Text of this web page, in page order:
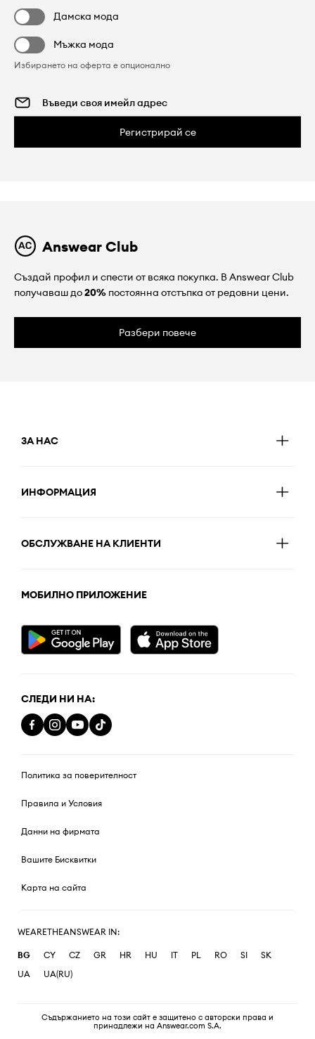
Дамска мода
Мъжка мода
Избирането на оферта е опционално
Регистрирай се
Answear Club
Създай профил и спести от всяка покупка. В Answear Club
получаваш до20% постоянна отстъпка от редовни цени.
Разбери повече
ЗА НАС
ИНФОРМАЦИЯ
ОБСЛУЖВАНЕ НА КЛИЕНТИ
МОБИЛНО ПРИЛОЖЕНИЕ
СЛЕДИ НИ НА:
Политика за поверителност
Правила и Условия
Данни на фирмата
Вашите Бисквитки
Карта на сайта
WEARETHEANSWEAR IN:
BG CY CZ GR HR HU IT PL RO SI
SK
UA
UA(RU)
Съдържанието на този сайт е защитено с авторски права и
принадлежи на Answear.com S.A.